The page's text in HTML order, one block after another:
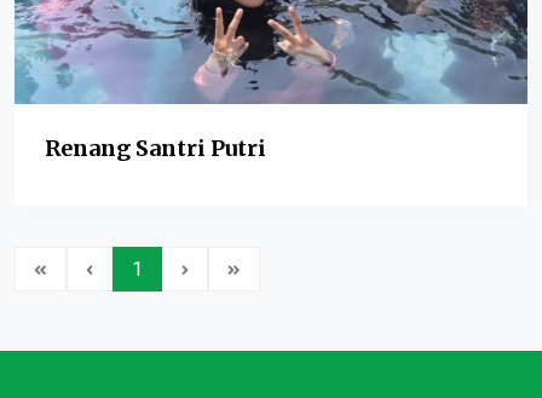
Renang Santri Putri
1